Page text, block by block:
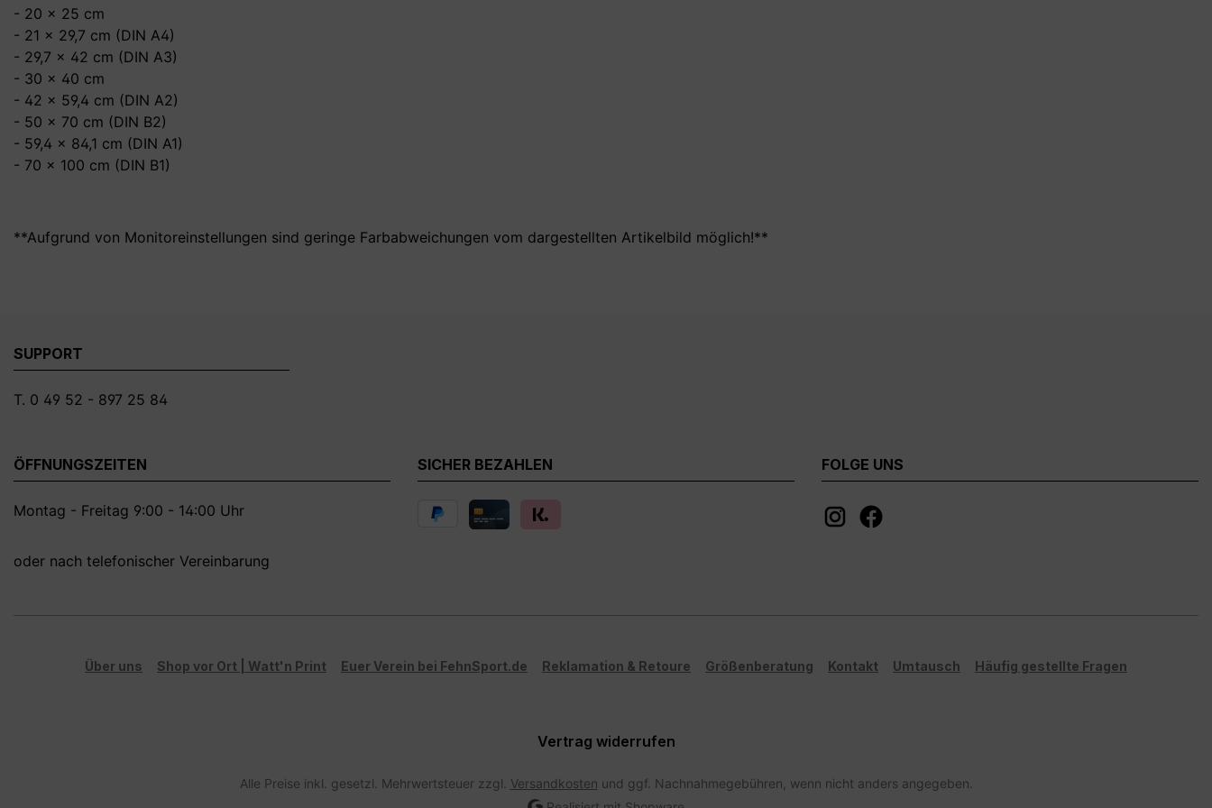
- 20 x 25 cm
- 21 x 29,7 cm (DIN A4)
- 29,7 x 42 cm (DIN A3)
- 30 x 40 cm
- 42 x 59,4 cm (DIN A2)
- 50 x 70 cm (DIN B2)
- 59,4 x 84,1 cm (DIN A1)
- 70 x 100 cm (DIN B1)
**Aufgrund von Monitoreinstellungen sind geringe Farbabweichungen vom dargestellten Artikelbild möglich!**
SUPPORT
T. 0 49 52 - 897 25 84
ÖFFNUNGSZEITEN
Montag - Freitag 9:00 - 14:00 Uhr
oder nach telefonischer Vereinbarung
SICHER BEZAHLEN FOLGE UNS
Über uns Shop vor Ort | Watt'n Print Euer Verein bei FehnSport.de Reklamation & Retoure Größenberatung Kontakt Umtausch Häufig gestellte Fragen
Vertrag widerrufen
Alle Preise inkl. gesetzl. Mehrwertsteuer zzgl. Versandkosten und ggf. Nachnahmegebühren, wenn nicht anders angegeben.